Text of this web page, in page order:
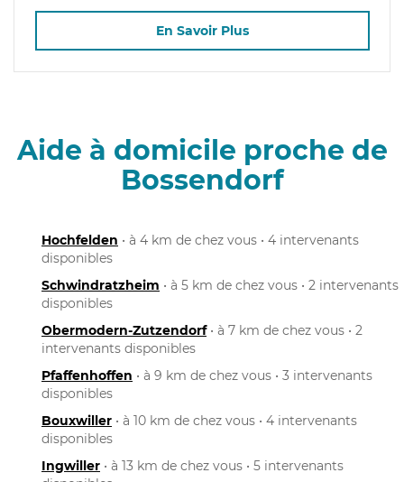
En Savoir Plus
Aide à domicile proche de
Bossendorf
Hochfelden • à 4 km de chez vous • 4 intervenants
disponibles
Schwindratzheim • à 5 km de chez vous • 2 intervenants
disponibles
Obermodern-Zutzendorf• à 7 km de chez vous • 2
intervenants disponibles
Pfaffenhoffen • à 9 km de chez vous • 3 intervenants
disponibles
Bouxwiller • à 10 km de chez vous • 4 intervenants
disponibles
Ingwiller • à 13 km de chez vous • 5 intervenants